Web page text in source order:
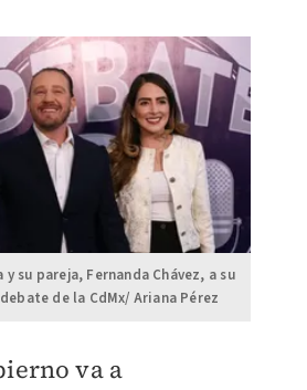
su pareja, Fernanda Chávez, a su
de la CdMx/ Ariana Pérez
va a